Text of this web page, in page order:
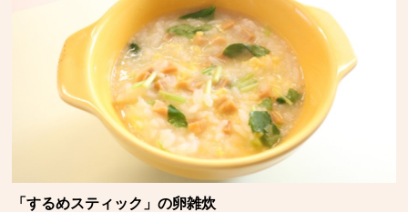
「するめスティック」の卵雑炊